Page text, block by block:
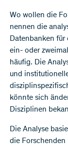
Wo wollen die
nennen die
Datenbanken für
ein- oder
häufig. Die
und
könnte sich
Disziplinen
Die Analyse
die Forschenden